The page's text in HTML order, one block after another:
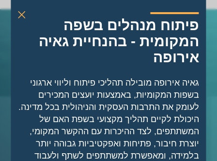
פיתוח מנהלים בשפה
המקומית - בהנחיית גאיה
אירופה
גאיה אירופה מובילה תהליכי פיתוח וליווי ארגוני
בשפות המקומיות, באמצעות יועצים המכירים
לעומק את התרבות העסקית והניהולית בכל מדינה.
היכולת לקיים תהליך מקצועי בשפת האם של
המשתתפים, לצד ההיכרות עם ההקשר המקומי,
יוצרת חיבור, פתיחות ואפקטיביות גבוהה יותר
בלמידה, ומאפשרת למשתתפים לשתף ולעבוד
רח' ספיר 3 הרצליה
טלפון: 09-9508172
מייל: office@gaya-cons.com